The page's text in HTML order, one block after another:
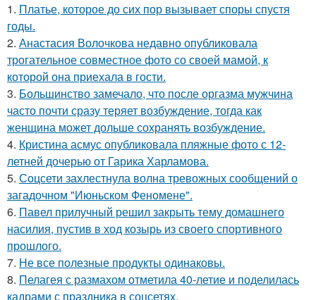
1. Платье, которое до сих пор вызывает споры спустя
годы.
2. Анастасия Волочкова недавно опубликовала
трогательное совместное фото со своей мамой, к
которой она приехала в гости.
3. Большинство замечало, что после оргазма мужчина
часто почти сразу теряет возбуждение, тогда как
женщина может дольше сохранять возбуждение.
4. Кристина асмус опубликовала пляжные фото с 12-
летней дочерью от Гарика Харламова.
5. Соцсети захлестнула волна тревожных сообщений о
загадочном "Июньском Феномене".
6. Павел прилучный решил закрыть тему домашнего
насилия, пустив в ход козырь из своего спортивного
прошлого.
7. Не все полезные продукты одинаковы.
8. Пелагея с размахом отметила 40-летие и поделилась
кадрами с праздника в соцсетях.